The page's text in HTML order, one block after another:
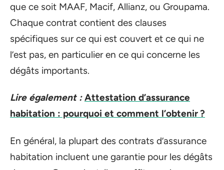
que ce soit MAAF, Macif, Allianz, ou Groupama.
Chaque contrat contient des clauses
spécifiques sur ce qui est couvert et ce qui ne
l’est pas, en particulier en ce qui concerne les
dégâts importants.
Lire également : Attestation d’assurance
habitation : pourquoi et comment l’obtenir ?
En général, la plupart des contrats d’assurance
habitation incluent une garantie pour les dégâts